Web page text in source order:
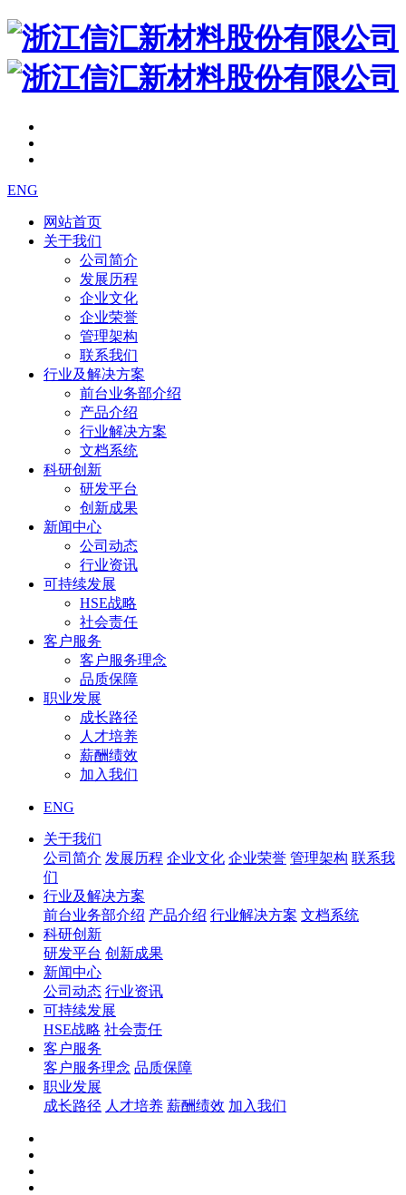
ENG
网站首页
关于我们
公司简介
发展历程
企业文化
企业荣誉
管理架构
联系我们
行业及解决方案
前台业务部介绍
产品介绍
行业解决方案
文档系统
科研创新
研发平台
创新成果
新闻中心
公司动态
行业资讯
可持续发展
HSE战略
社会责任
客户服务
客户服务理念
品质保障
职业发展
成长路径
人才培养
薪酬绩效
加入我们
ENG
关于我们
公司简介 发展历程 企业文化 企业荣誉 管理架构 联系我
们
行业及解决方案
前台业务部介绍 产品介绍 行业解决方案 文档系统
科研创新
研发平台 创新成果
新闻中心
公司动态 行业资讯
可持续发展
HSE战略 社会责任
客户服务
客户服务理念 品质保障
职业发展
成长路径 人才培养 薪酬绩效 加入我们